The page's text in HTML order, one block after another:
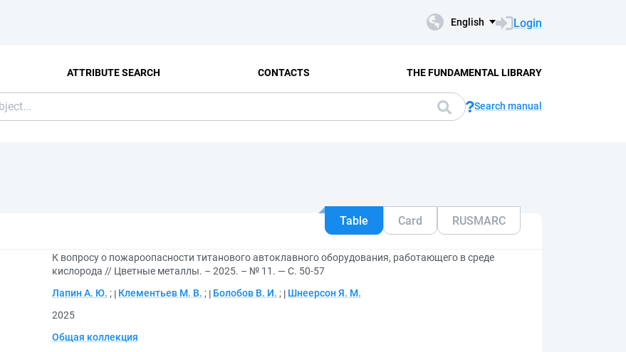
English Login
ATTRIBUTE SEARCH CONTACTS THE FUNDAMENTAL LIBRARY
Search manual
Table Card RUSMARC
К вопросу о пожароопасности титанового автоклавного оборудования, работающего в среде
кислорода // Цветные металлы. – 2025. – № 11. — С. 50-57
Лапин А. Ю. ; Клементьев М. В. ; Болобов В. И. ;
Шнеерсон Я. М.
2025
Общая коллекция